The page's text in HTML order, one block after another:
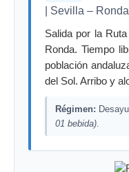
| Sevilla –
Salida por la
Ronda. Tiempo
población
del Sol. Arribo y
Régimen:
01 bebida)